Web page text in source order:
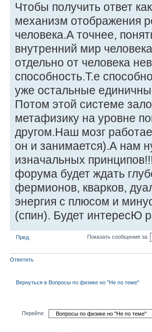
Чтобы получить ответ
механизм отображения
человека.А точнее,
внутренний мир
отдельно от человека
способность.Т.е
уже остальные
Потом этой системе
метафизику на уровне
другом.Наш мозг
он и занимается).А нам
изначальных
форума будет ждать
фермионов, кварков,
энергия с плюсом и
(спин). Будет интересЮ
Пред. Показать сообщения за:
Ответить
Вернуться в Вопросы по физике но "Не по теме"
Перейти: